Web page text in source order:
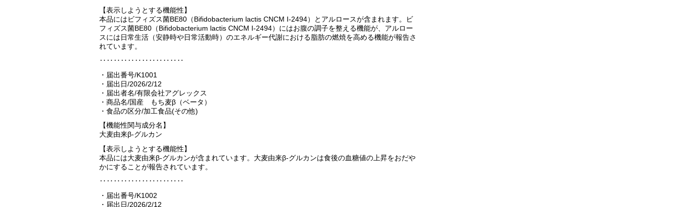
【表示しようとする機能性】
本品にはビフィズス菌BE80（Bifidobacterium lactis CNCM I-2494）とアルロースが含まれます。ビ
フィズス菌BE80（Bifidobacterium lactis CNCM I-2494）にはお腹の調子を整える機能が、アルロー
スには日常生活（安静時や日常活動時）のエネルギー代謝における脂肪の燃焼を高める機能が報告さ
れています。
‥‥‥‥‥‥‥‥‥‥‥‥
・届出番号/K1001
・届出日/2026/2/12
・届出者名/有限会社アグレックス
・商品名/国産 もち麦β（ベータ）
・食品の区分/加工食品(その他)
【機能性関与成分名】
大麦由来β-グルカン
【表示しようとする機能性】
本品には大麦由来β-グルカンが含まれています。大麦由来β-グルカンは食後の血糖値の上昇をおだや
かにすることが報告されています。
‥‥‥‥‥‥‥‥‥‥‥‥
・届出番号/K1002
・届出日/2026/2/12